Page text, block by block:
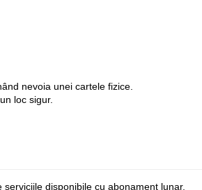
nevoia unei cartele fizice.
loc sigur.
disponibile cu abonament lunar.